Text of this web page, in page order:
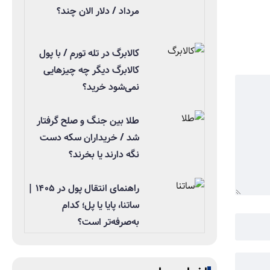
مرداد / دلار الان چند؟
کالابرگ در تله تورم / با پول
کالابرگ دیگر چه چیزهایی
نمی‌شود خرید؟
طلا بین جنگ و صلح گرفتار
شد / خریداران سکه دست
نگه دارند یا بخرند؟
راهنمای انتقال پول در ۱۴۰۵ |
ساتنا، پایا یا پل؛ کدام
به‌صرفه‌تر است؟